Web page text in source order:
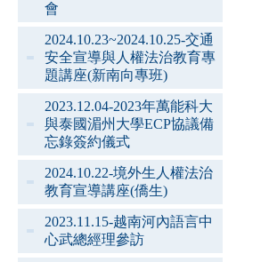
會
2024.10.23~2024.10.25-交通
安全宣導與人權法治教育專
題講座(新南向專班)
2023.12.04-2023年萬能科大
與泰國湄州大學ECP協議備
忘錄簽約儀式
2024.10.22-境外生人權法治
教育宣導講座(僑生)
2023.11.15-越南河內語言中
心武總經理參訪